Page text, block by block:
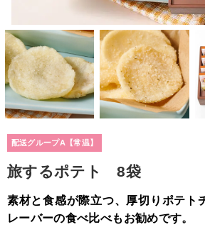
配送グループA【常温】
旅するポテト 8袋
素材と食感が際立つ、厚切りポテト
レーバーの食べ比べもお勧めです。